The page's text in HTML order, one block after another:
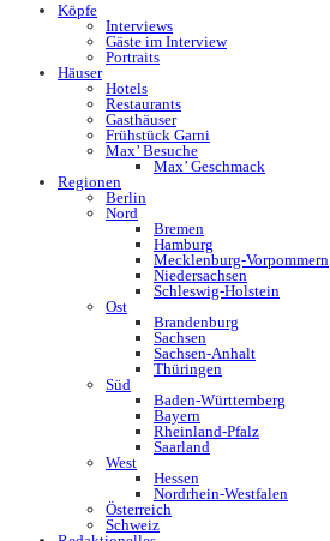
Köpfe
Interviews
Gäste im Interview
Portraits
Häuser
Hotels
Restaurants
Gasthäuser
Frühstück Garni
Max’ Besuche
Max’ Geschmack
Regionen
Berlin
Nord
Bremen
Hamburg
Mecklenburg-Vorpommern
Niedersachsen
Schleswig-Holstein
Ost
Brandenburg
Sachsen
Sachsen-Anhalt
Thüringen
Süd
Baden-Württemberg
Bayern
Rheinland-Pfalz
Saarland
West
Hessen
Nordrhein-Westfalen
Österreich
Schweiz